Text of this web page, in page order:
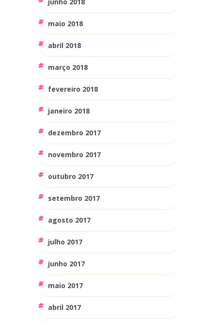
maio 2018
abril 2018
março 2018
fevereiro 2018
janeiro 2018
dezembro 2017
novembro 2017
outubro 2017
setembro 2017
agosto 2017
julho 2017
junho 2017
maio 2017
abril 2017